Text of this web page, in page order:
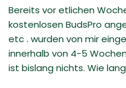
m
Bereits vor etlichen
kostenlosen BudsPro
etc . wurden von mir
innerhalb von 4-5
ist bislang nichts. Wie